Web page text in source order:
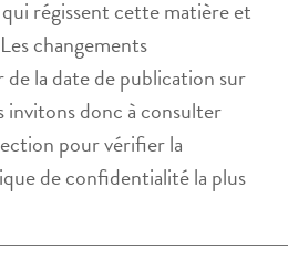
régissent cette matière et
changements
de la date de publication sur
invitons donc à consulter
pour vérifier la
de confidentialité la plus